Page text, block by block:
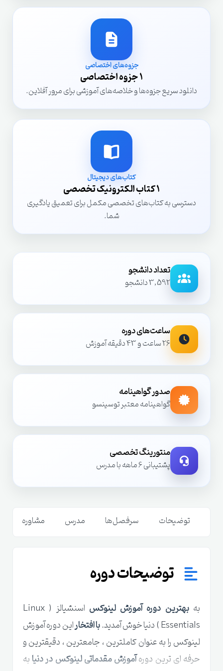
جزوه‌های اختصاصی
1 جزوه اختصاصی
دانلود سریع جزوه‌ها و خلاصه‌های آموزشی برای مرور آفلاین.
کتاب‌های دیجیتال
1 کتاب الکترونیک تخصصی
دسترسی به کتاب‌های تخصصی مکمل برای تعمیق یادگیری
شما.
تعداد دانشجو
3,592 دانشجو
ساعت‌های دوره
26 ساعت و 43 دقیقه آموزش
صدور گواهینامه
گواهینامه معتبر توسینسو
منتورینگ تخصصی
پشتیبانی 6 ماهه با مدرس
توضیحات سرفصل‌ها مدرس مشاوره
توضیحات دوره
بهبهترین دوره آموزش لینوکس
اسنشیالز ( Linux
Essentials ) دنیا خوش آمدید.
با افتخاراین دوره آموزش
لینوکس را به عنوان کاملترین ، جامعترین ، دقیقترین و
حرفه ای ترین دورهآموزش مقدماتی لینوکس در دنیابه